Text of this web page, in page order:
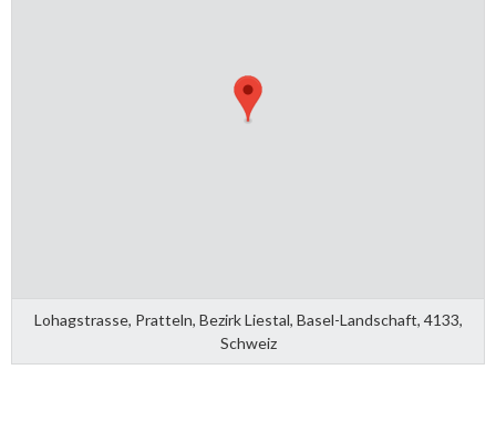
Lohagstrasse, Pratteln, Bezirk Liestal, Basel-Landschaft, 4133,
Schweiz